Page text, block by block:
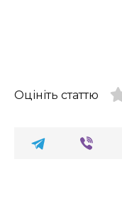
Оцініть статтю